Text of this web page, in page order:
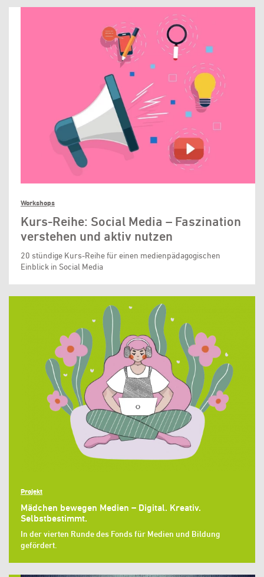
Workshops
Kurs-Reihe: Social Media – Faszination
verstehen und aktiv nutzen
20 stündige Kurs-Reihe für einen medienpädagogischen
Einblick in Social Media
Projekt
Mädchen bewegen Medien – Digital. Kreativ.
Selbstbestimmt.
In der vierten Runde des Fonds für Medien und Bildung
gefördert.